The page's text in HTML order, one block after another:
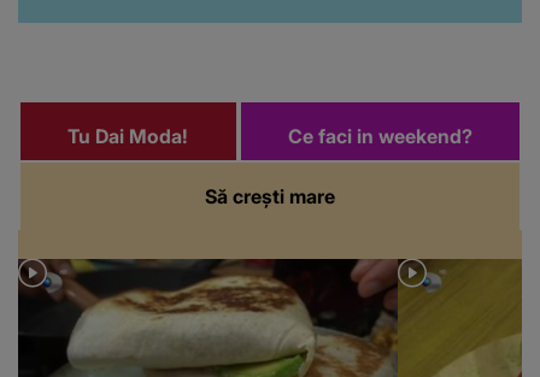
Să crești mare
Tu Dai Moda! Ce faci in weekend?